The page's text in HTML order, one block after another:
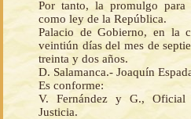
Por tanto, la promulgo
como ley de la República.
Palacio de Gobierno, en la
veintiún días del mes de
treinta y dos años.
D. Salamanca.- Joaquín
Es conforme:
V. Fernández y G.,
Justicia.